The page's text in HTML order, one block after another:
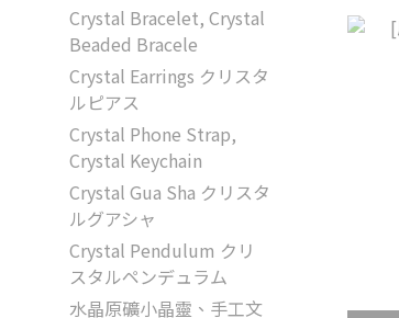
Crystal Bracelet, Crystal
Beaded Bracele
Crystal Earrings クリスタ
ルピアス
Crystal Phone Strap,
Crystal Keychain
Crystal Gua Sha クリスタ
ルグアシャ
Crystal Pendulum クリ
スタルペンデュラム
水晶原礦小晶靈、手工文